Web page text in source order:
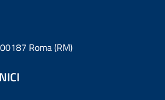
Roma (RM)